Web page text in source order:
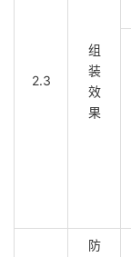
2.3
组
装
效
果
防